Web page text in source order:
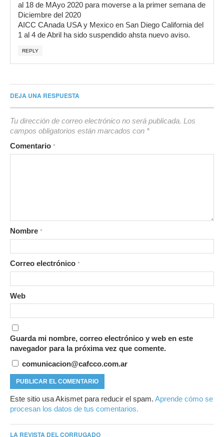
al 18 de MAyo 2020 para moverse a la primer semana de
Diciembre del 2020
AICC CAnada USA y Mexico en San Diego California del
1 al 4 de Abril ha sido suspendido ahsta nuevo aviso.
REPLY
DEJA UNA RESPUESTA
Tu dirección de correo electrónico no será publicada. Los
campos obligatorios están marcados con *
Comentario *
Nombre *
Correo electrónico *
Web
Guarda mi nombre, correo electrónico y web en este
navegador para la próxima vez que comente.
comunicacion@cafcco.com.ar
Este sitio usa Akismet para reducir el spam. Aprende cómo se
procesan los datos de tus comentarios.
LA REVISTA DEL CORRUGADO